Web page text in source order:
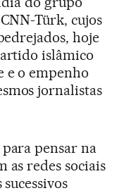
Türk, cujos
hoje
islâmico
e o empenho
jornalistas
pensar na
as redes sociais